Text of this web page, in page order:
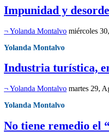
Impunidad y
¬ Yolanda Montalvo miércoles
Yolanda Montalvo
Industria turística,
¬ Yolanda Montalvo martes 29,
Yolanda Montalvo
No tiene remedio el